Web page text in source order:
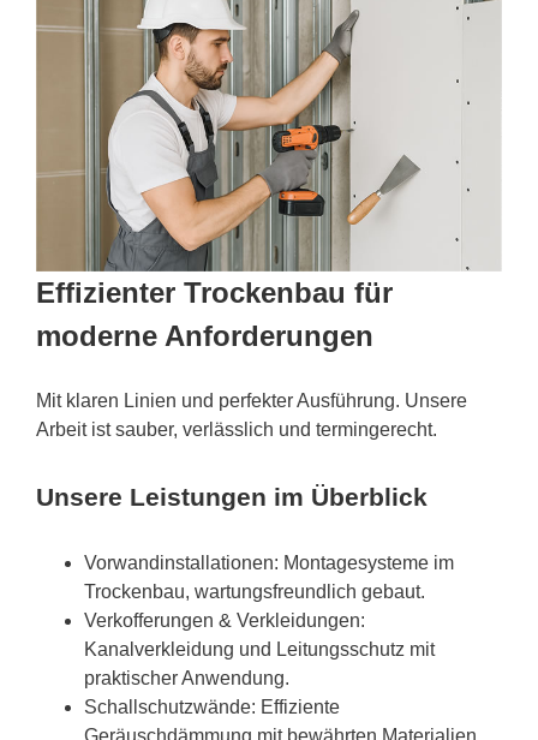
Effizienter Trockenbau für
moderne Anforderungen
Mit klaren Linien und perfekter Ausführung. Unsere
Arbeit ist sauber, verlässlich und termingerecht.
Unsere Leistungen im Überblick
Vorwandinstallationen: Montagesysteme im
Trockenbau, wartungsfreundlich gebaut.
Verkofferungen & Verkleidungen:
Kanalverkleidung und Leitungsschutz mit
praktischer Anwendung.
Schallschutzwände: Effiziente
Geräuschdämmung mit bewährten Materialien.